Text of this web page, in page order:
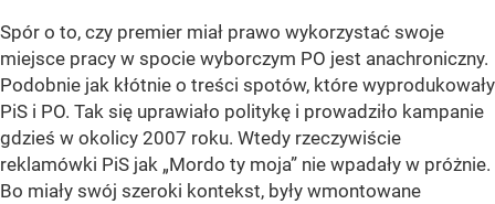
Spór o to, czy premier miał prawo wykorzystać swoje
miejsce pracy w spocie wyborczym PO jest anachroniczny.
Podobnie jak kłótnie o treści spotów, które wyprodukowały
PiS i PO. Tak się uprawiało politykę i prowadziło kampanie
gdzieś w okolicy 2007 roku. Wtedy rzeczywiście
reklamówki PiS jak „Mordo ty moja” nie wpadały w próżnie.
Bo miały swój szeroki kontekst, były wmontowane